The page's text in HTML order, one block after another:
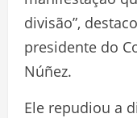
divisão”,
presidente do
Núñez.
Ele repudiou a